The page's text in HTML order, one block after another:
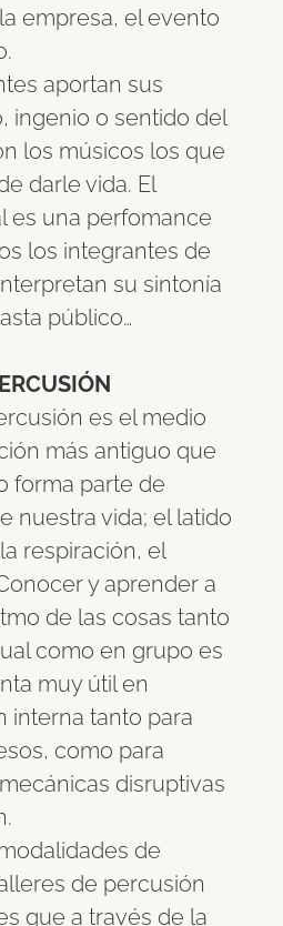
empresa, el evento
aportan sus
ingenio o sentido del
los músicos los que
darle vida. El
es una perfomance
los integrantes de
su sintonía
público…
es el medio
más antiguo que
forma parte de
nuestra vida; el latido
respiración, el
y aprender a
de las cosas tanto
como en grupo es
muy útil en
interna tanto para
como para
disruptivas
de
de percusión
que a través de la